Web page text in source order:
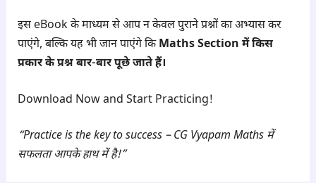
इस eBook के माध्यम से आप न केवल पुराने प्रश्नों का अभ्यास कर
पाएंगे, बल्कि यह भी जान पाएंगे किMaths Section में किस
प्रकार के प्रश्न बार-बार पूछे जाते हैं।
Download Now and Start Practicing!
“Practice is the key to success – CG Vyapam Maths में
सफलता आपके हाथ में है!”